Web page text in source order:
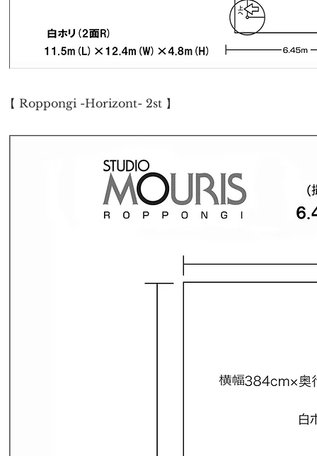
【 Roppongi -Horizont- 2st 】